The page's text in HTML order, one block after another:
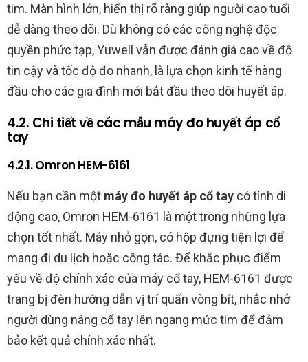
tim. Màn hình lớn, hiển thị rõ ràng giúp người cao tuổi
dễ dàng theo dõi. Dù không có các công nghệ độc
quyền phức tạp, Yuwell vẫn được đánh giá cao về độ
tin cậy và tốc độ đo nhanh, là lựa chọn kinh tế hàng
đầu cho các gia đình mới bắt đầu theo dõi huyết áp.
4.2. Chi tiết về các mẫu máy đo huyết áp cổ
tay
4.2.1. Omron HEM-6161
Nếu bạn cần một máy đo huyết áp cổ tay có tính di
động cao, Omron HEM-6161 là một trong những lựa
chọn tốt nhất. Máy nhỏ gọn, có hộp đựng tiện lợi để
mang đi du lịch hoặc công tác. Để khắc phục điểm
yếu về độ chính xác của máy cổ tay, HEM-6161 được
trang bị đèn hướng dẫn vị trí quấn vòng bít, nhắc nhở
người dùng nâng cổ tay lên ngang mức tim để đảm
bảo kết quả chính xác nhất.